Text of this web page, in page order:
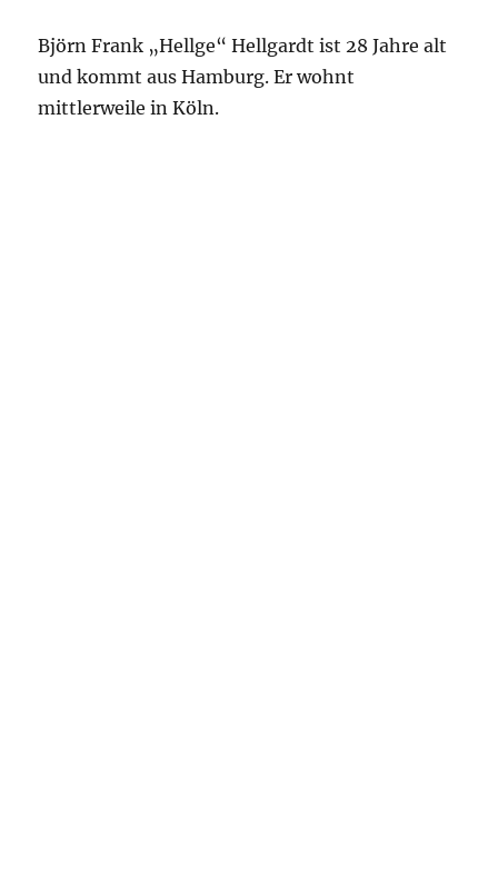
Björn Frank „Hellge“ Hellgardt ist 28 Jahre alt
und kommt aus Hamburg. Er wohnt
mittlerweile in Köln.